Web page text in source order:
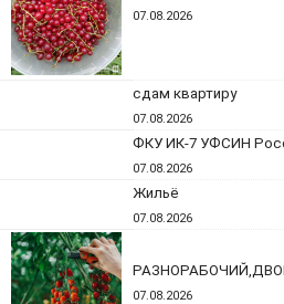
07.08.2026
сдам квартиру
07.08.2026
ФКУ ИК-7 УФСИН
07.08.2026
Жильё
07.08.2026
07.08.2026